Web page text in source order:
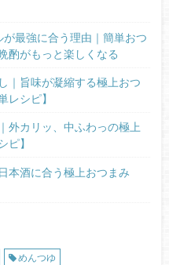
最強に合う理由｜簡単おつ
酌がもっと楽しくなる
｜旨味が凝縮する極上おつ
レシピ】
外カリッ、中ふわっの極上
ピ】
本酒に合う極上おつまみ
めんつゆ